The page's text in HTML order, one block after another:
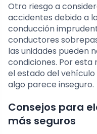
Otro riesgo a
accidentes debido a
conducción
conductores
las unidades pueden
condiciones. Por
el estado del
algo parece inseguro.
Consejos para
más seguros